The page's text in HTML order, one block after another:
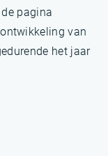
pagina
van
het jaar